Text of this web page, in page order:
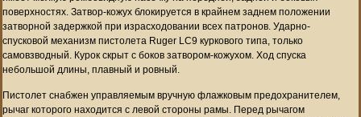
поверхностях. Затвор-кожух блокируется в крайнем заднем положении
затворной задержкой при израсходовании всех патронов. Ударно-
спусковой механизм пистолета Ruger LC9 куркового типа, только
самовзводный. Курок скрыт с боков затвором-кожухом. Ход спуска
небольшой длины, плавный и ровный.
Пистолет снабжен управляемым вручную флажковым предохранителем,
рычаг которого находится с левой стороны рамы. Перед рычагом